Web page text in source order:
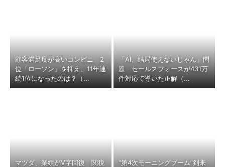
顧客満足度が高いコンビニ 2
位「ローソン」を抑え、11年連
続1位になったのは？（...
「AI、結局使えないじゃん」問
題 セールスフォースが431万
件対応で導いた正解（...
マツダ、業績がV字回復 関税
“第4次モーニングブーム”到来